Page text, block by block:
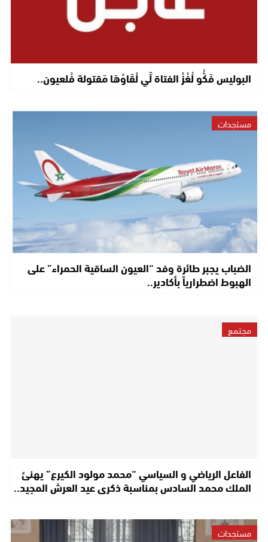
البوليس فَكُّو لُغْزْ الفتاة لِّي لْقَاوْهَا مَقتولة فْلعيون..
مستجدات
الضباب يجبر طائرة وفد “العيون الساقية الحمراء” على
الهبوط اضطرارياً بأكادير..
مجتمع
الفاعل الرياضي و السياسي “محمد مولود الكيرع” يهنئ
الملك محمد السادس بمناسبة ذكرى عيد العرش المجيد..
مستجدات